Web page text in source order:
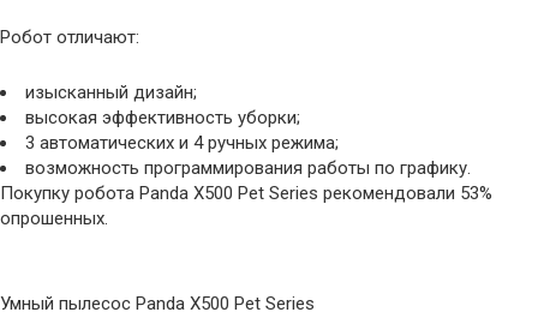
Робот отличают:
изысканный дизайн;
высокая эффективность уборки;
3 автоматических и 4 ручных режима;
возможность программирования работы по графику.
Покупку робота Panda X500 Pet Series рекомендовали 53%
опрошенных.
Умный пылесос Panda X500 Pet Series